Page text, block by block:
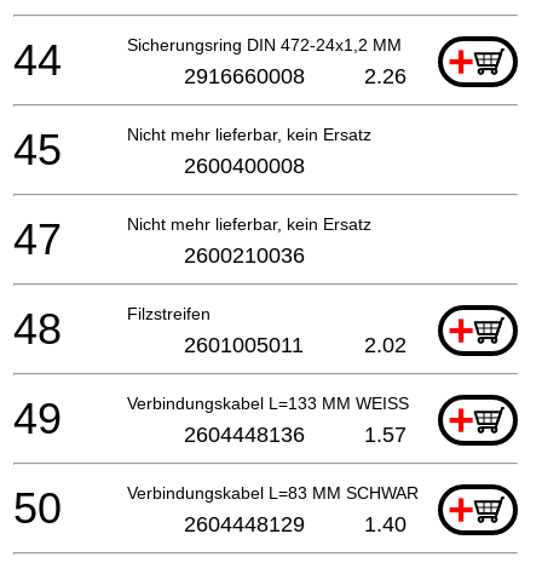
Sicherungsring DIN 472-24x1,2 MM +
44 2916660008 2.26
Nicht mehr lieferbar, kein Ersatz
45 2600400008
Nicht mehr lieferbar, kein Ersatz
47 2600210036
Filzstreifen +
48 2601005011 2.02
Verbindungskabel L=133 MM WEISS +
49 2604448136 1.57
Verbindungskabel L=83 MM SCHWARZ +
50 2604448129 1.40